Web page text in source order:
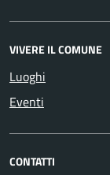
VIVERE IL COMUNE
Luoghi
Eventi
CONTATTI